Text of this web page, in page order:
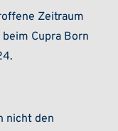
Zeitraum
Cupra Born
nicht den